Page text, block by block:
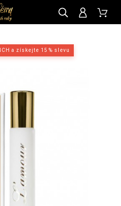
a získejte 15 % slevu
CZ